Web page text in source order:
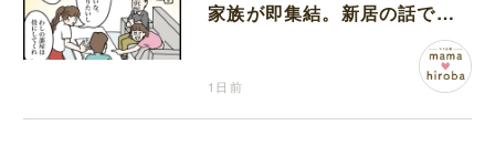
家族が即集結。新居の話で盛
り上がる義家族を置いて実家
1日前